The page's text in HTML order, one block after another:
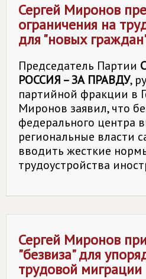
Сергей Миронов
ограничения на
для "новых
Председатель Партии
РОССИЯ – ЗА ПРАВДУ,
партийной фракции в
Миронов заявил, что
федерального центра
региональные власти
вводить жесткие
трудоустройства
Сергей Миронов
"безвиза" для
трудовой миграции